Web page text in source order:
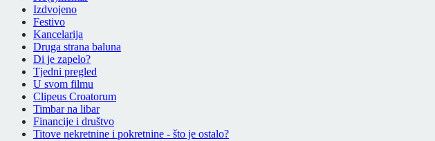
Izdvojeno
Festivo
Kancelarija
Druga strana baluna
Di je zapelo?
Tjedni pregled
U svom filmu
Clipeus Croatorum
Timbar na libar
Financije i društvo
Titove nekretnine i pokretnine - što je ostalo?